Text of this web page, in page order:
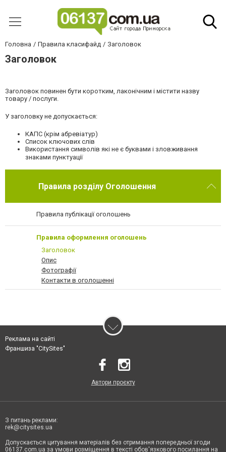
Головна Правила класифайд Заголовок
Заголовок
Заголовок повинен бути коротким, лаконічним і містити назву
товару / послуги.
У заголовку не допускається:
КАПС (крім абревіатур)
Список ключових слів
Використання символів які не є буквами і зловживання
знаками пунктуації
Правила розділу Оголошення
Правила публікації оголошень
Правила оформлення оголошень
Заголовок
Опис
Фотографії
Контакти в оголошенні
Реклама на сайті
Франшиза "CitySites"
Автори проєкту
З питань реклами:
rek@citysites.ua
Допускається цитування матеріалів без отримання попередньої згоди
06137.com.ua за умови розміщення в тексті обов'язкового посилання на